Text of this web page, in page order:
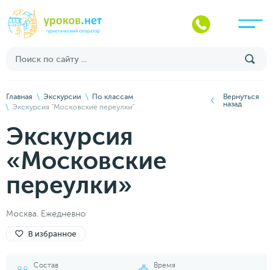
Главная Экскурсии
По классам
Экскурсия "Московские переулки"
Вернуться
назад
Экскурсия
«Московские
переулки»
Москва. Ежедневно
В избранное
Состав Время